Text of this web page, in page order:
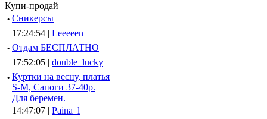
Купи-продай
· Сникерсы
17:24:54 | Leeeeen
· Отдам БЕСПЛАТНО
17:52:05 | double_lucky
· Куртки на весну, платья
S-M, Сапоги 37-40р.
Для беремен.
14:47:07 | Paina_l